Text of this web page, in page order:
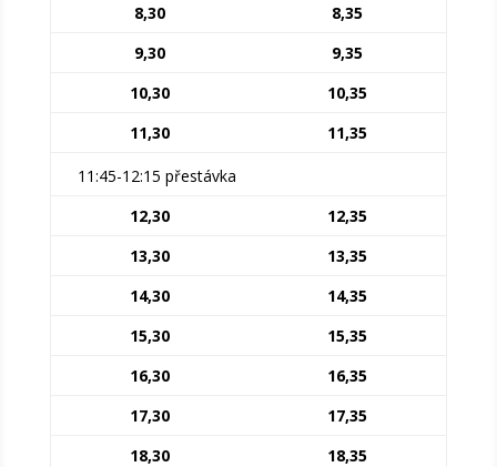
8,30
8,35
9,30
9,35
10,30
10,35
11,30
11,35
11:45-12:15 přestávka
12,30
12,35
13,30
13,35
14,30
14,35
15,30
15,35
16,30
16,35
17,30
17,35
18,30
18,35